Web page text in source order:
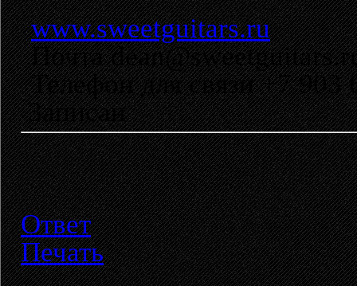
www.sweetguitars.ru
Почта
Телефон для связи +7 903
Записан
Ответ
Печать